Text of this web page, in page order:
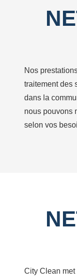
Nos
traitement des
dans la
nous pouvons
selon vos
City Clean